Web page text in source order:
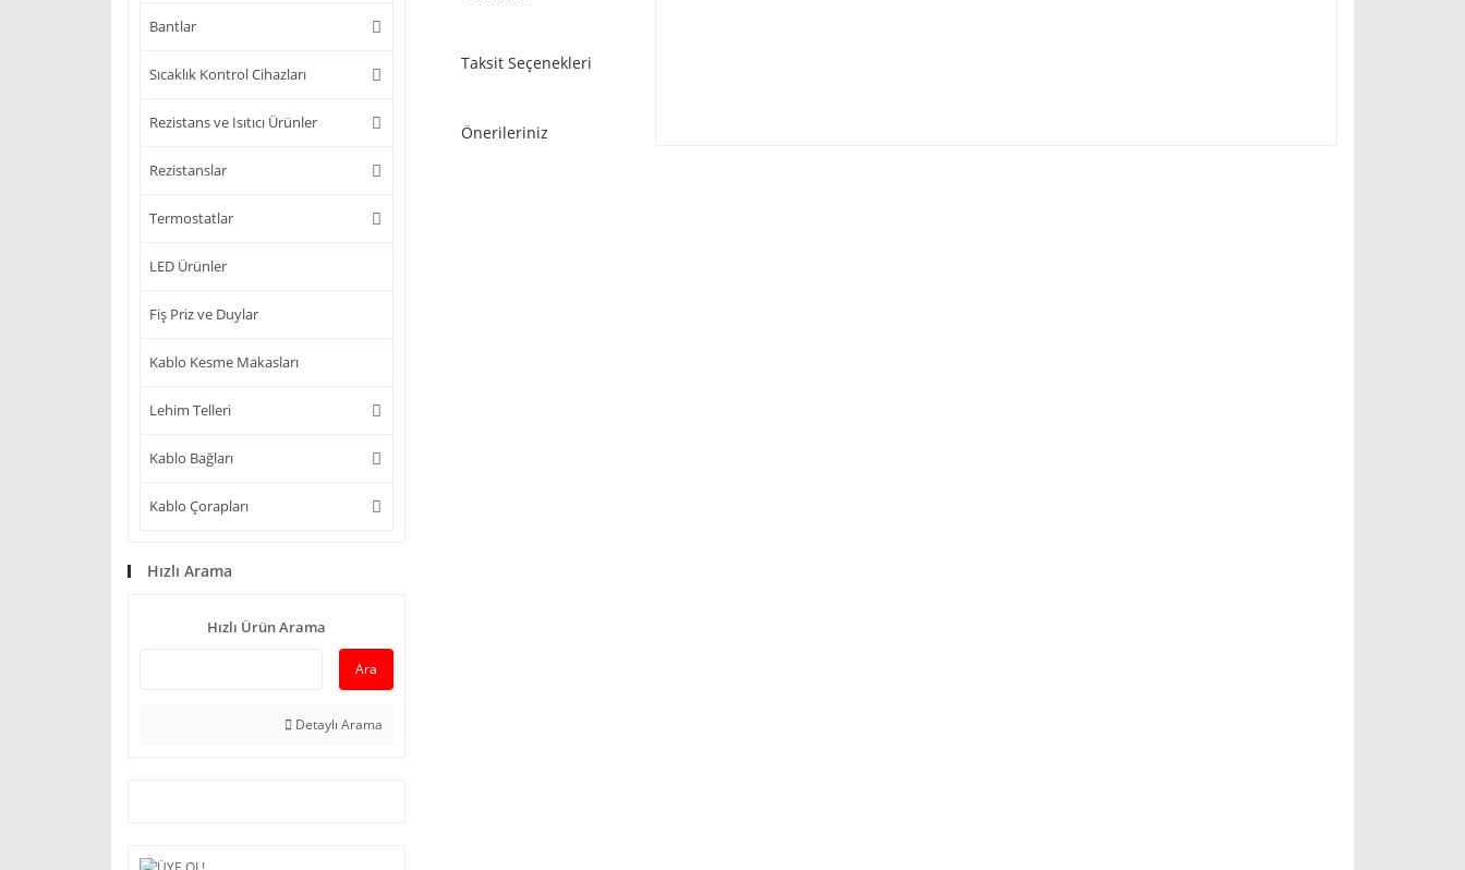
Bantlar
Sıcaklık Kontrol Cihazları
Rezistans ve Isıtıcı Ürünler
Rezistanslar
Termostatlar
LED Ürünler
Fiş Priz ve Duylar
Kablo Kesme Makasları
Lehim Telleri
Kablo Bağları
Kablo Çorapları
Hızlı Arama
Hızlı Ürün Arama
Ara
Detaylı Arama
Taksit Seçenekleri
Önerileriniz